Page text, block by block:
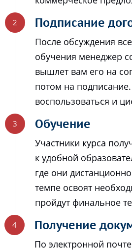
Подписание
После обсуждения
обучения менеджер
вышлет вам его на
потом на
воспользоваться и
Обучение
Участники курса
к удобной
где они
темпе освоят
пройдут финальное
Получение
По электронной